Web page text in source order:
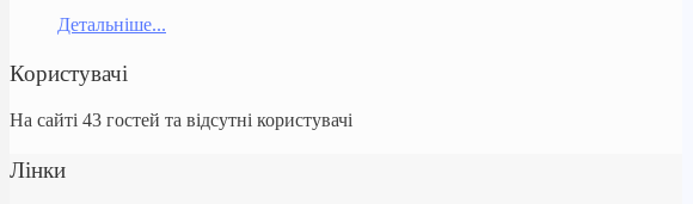
Детальніше...
Користувачі
На сайті 43 гостей та відсутні користувачі
Лінки